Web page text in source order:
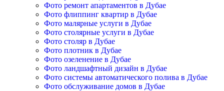
Фото ремонт апартаментов в Дубае
Фото флиппинг квартир в Дубае
Фото малярные услуги в Дубае
Фото столярные услуги в Дубае
Фото столяр в Дубае
Фото плотник в Дубае
Фото озеленение в Дубае
Фото ландшафтный дизайн в Дубае
Фото системы автоматического полива в Дубае
Фото обслуживание домов в Дубае